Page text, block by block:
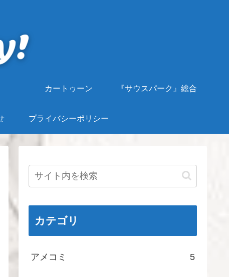
カートゥーン 『サウスパーク』総合
プライバシーポリシー
カテゴリ
アメコミ 5